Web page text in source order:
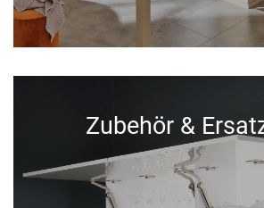
Zubehör &